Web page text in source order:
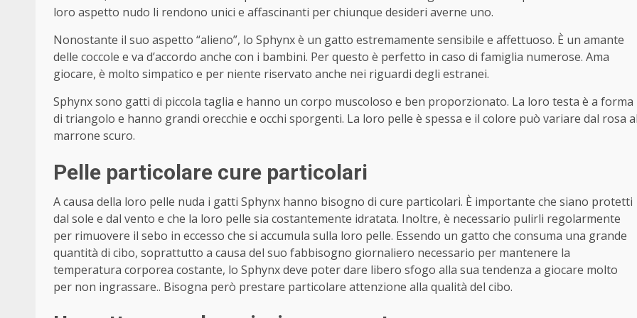
loro aspetto nudo li rendono unici e affascinanti per chiunque desideri averne uno.
Nonostante il suo aspetto “alieno”, lo Sphynx è un gatto estremamente sensibile e affettuoso. È un amante
delle coccole e va d’accordo anche con i bambini. Per questo è perfetto in caso di famiglia numerose. Ama
giocare, è molto simpatico e per niente riservato anche nei riguardi degli estranei.
Sphynx sono gatti di piccola taglia e hanno un corpo muscoloso e ben proporzionato. La loro testa è a forma
di triangolo e hanno grandi orecchie e occhi sporgenti. La loro pelle è spessa e il colore può variare dal rosa
marrone scuro.
Pelle particolare cure particolari
A causa della loro pelle nuda i gatti Sphynx hanno bisogno di cure particolari. È importante che siano protetti
dal sole e dal vento e che la loro pelle sia costantemente idratata. Inoltre, è necessario pulirli regolarmente
per rimuovere il sebo in eccesso che si accumula sulla loro pelle. Essendo un gatto che consuma una grande
quantità di cibo, soprattutto a causa del suo fabbisogno giornaliero necessario per mantenere la
temperatura corporea costante, lo Sphynx deve poter dare libero sfogo alla sua tendenza a giocare molto
per non ingrassare.. Bisogna però prestare particolare attenzione alla qualità del cibo.